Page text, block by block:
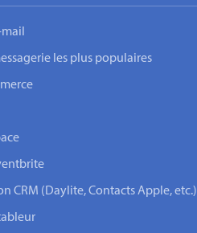
les plus populaires
CRM (Daylite, Contacts Apple, etc.)